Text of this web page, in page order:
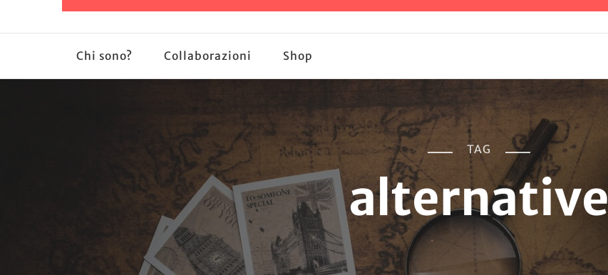
Chi sono? Collaborazioni Shop
TAG
alternative